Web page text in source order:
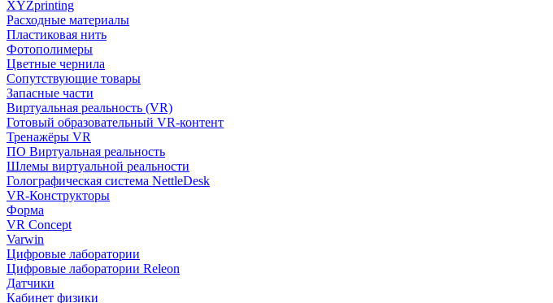
XYZprinting
Расходные материалы
Пластиковая нить
Фотополимеры
Цветные чернила
Сопутствующие товары
Запасные части
Виртуальная реальность (VR)
Готовый образовательный VR-контент
Тренажёры VR
ПО Виртуальная реальность
Шлемы виртуальной реальности
Голографическая система NettleDesk
VR-Конструкторы
Форма
VR Concept
Varwin
Цифровые лаборатории
Цифровые лаборатории Releon
Датчики
Кабинет физики